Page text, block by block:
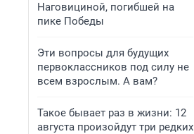
Наговициной, погибшей на
пике Победы
Эти вопросы для будущих
первоклассников под силу не
всем взрослым. А вам?
Такое бывает раз в жизни: 12
августа произойдут три редких